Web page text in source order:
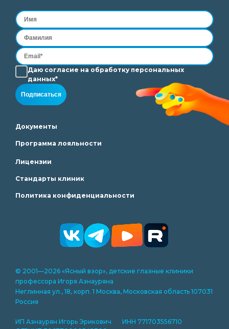
Даю согласие на обработкуперсональных
данных*
Подписаться
Документы
Программа лояльности
Лицензии
Стандарты клиник
Политика конфиденциальности
© 2001—2026 «Ясный взор», детские глазные клиники
профессора Игоря Азнауряна
Неглинная ул., 18, корп. 1 Москва, Московская область 107031
Россия
ИП Азнаурян Игорь Эрикович ИНН 771703556710